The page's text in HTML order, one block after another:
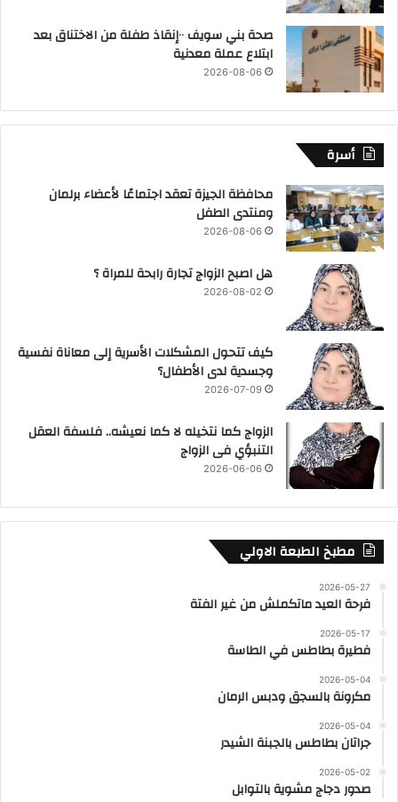
صحة بني سويف ٠٠إنقاذ طفلة من الاختناق بعد
ابتلاع عملة معدنية
2026-08-06
أسرة
محافظة الجيزة تعقد اجتماعًا لأعضاء برلمان
ومنتدى الطفل
2026-08-06
هل اصبح الزواج تجارة رابحة للمراة ؟
2026-08-02
كيف تتحول المشكلات الأسرية إلى معاناة نفسية
وجسدية لدى الأطفال؟
2026-07-09
الزواج كما نتخيله لا كما نعيشه.. فلسفة العقل
التنبؤي فى الزواج
2026-06-06
مطبخ الطبعة الاولي
2026-05-27
فرحة العيد ماتكملش من غير الفتة
2026-05-17
فطيرة بطاطس في الطاسة
2026-05-04
مكرونة بالسجق ودبس الرمان
2026-05-04
جراتان بطاطس بالجبنة الشيدر
2026-05-02
صدور دجاج مشوية بالتوابل